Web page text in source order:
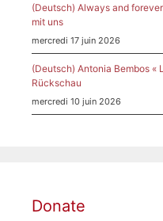
(Deutsch) Always and
mit uns
mercredi 17 juin 2026
(Deutsch) Antonia Bembos «
Rückschau
mercredi 10 juin 2026
Donate